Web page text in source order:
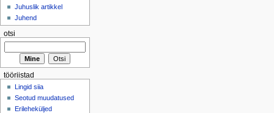
Juhuslik artikkel
Juhend
otsi
tööriistad
Lingid siia
Seotud muudatused
Erileheküljed